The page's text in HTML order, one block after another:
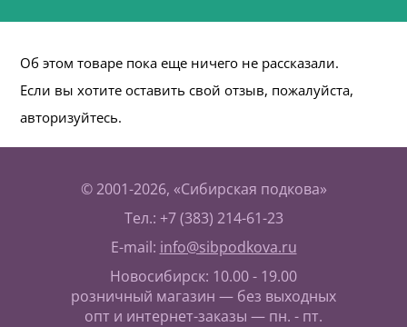
Об этом товаре пока еще ничего не рассказали.
Если вы хотите оставить свой отзыв, пожалуйста,
авторизуйтесь.
© 2001-2026, «Сибирская подкова»
Тел.: +7 (383) 214-61-23
E-mail: info@sibpodkova.ru
Новосибирск: 10.00 - 19.00
розничный магазин — без выходных
опт и интернет-заказы — пн. - пт.